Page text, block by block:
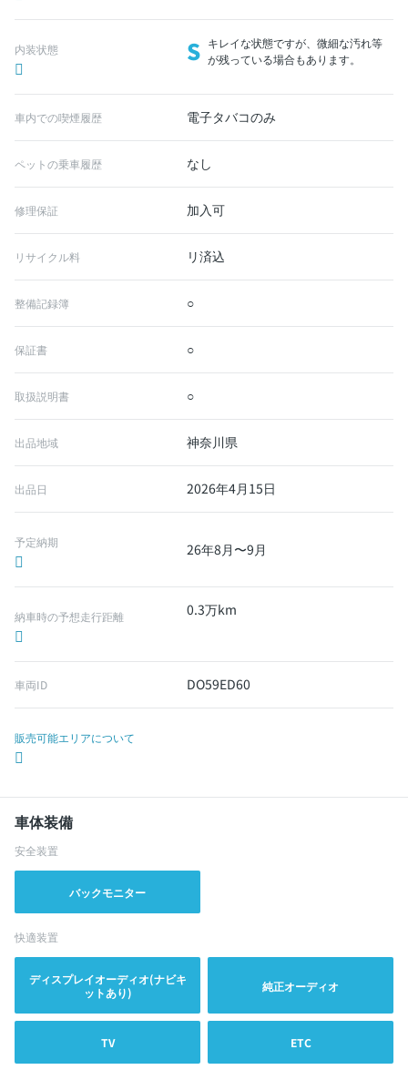
内装状態 S キレイな状態ですが、微細な汚れ等
が残っている場合もあります。
車内での喫煙履歴 電子タバコのみ
ペットの乗車履歴 なし
修理保証 加入可
リサイクル料 リ済込
整備記録簿 ○
保証書 ○
取扱説明書 ○
出品地域 神奈川県
出品日 2026年4月15日
予定納期 26年8月〜9月
納車時の予想走行距離 0.3万km
車両ID DO59ED60
販売可能エリアについて
車体装備
安全装置
バックモニター
快適装置
ディスプレイオーディオ(ナビキ
ットあり)
純正オーディオ
TV ETC